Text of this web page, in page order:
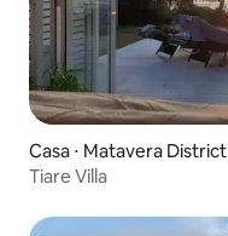
Casa ⋅ Matavera District
Tiare Villa